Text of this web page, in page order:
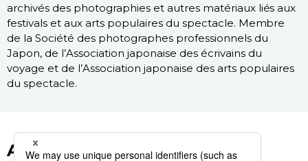
archivés des photographies et autres matériaux liés aux
festivals et aux arts populaires du spectacle. Membre
de la Société des photographes professionnels du
Japon, de l’Association japonaise des écrivains du
voyage et de l’Association japonaise des arts populaires
du spectacle.
Autres articles de ce dossier